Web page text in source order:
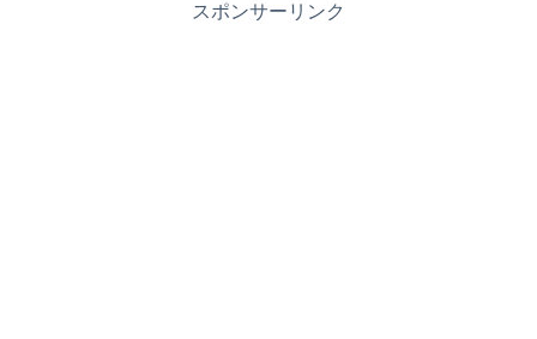
スポンサーリンク